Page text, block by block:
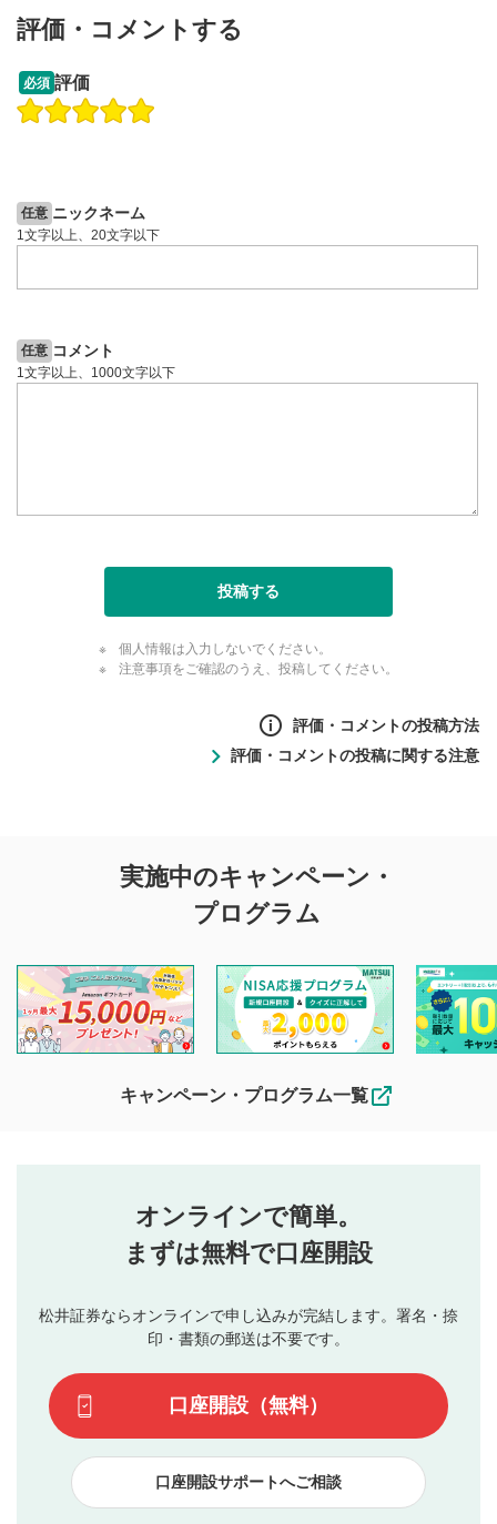
のサイズに戻ります。
操作説明動画
評価・コメントする
必須 評価
任意 ニックネーム
1文字以上、20文字以下
任意 コメント
1文字以上、1000文字以下
投稿する
個人情報は入力しないでください。
注意事項をご確認のうえ、投稿してください。
評価・コメントの投稿方法
投稿するボタン
星で評価をすると投稿できます。（お名前とコメント
3
動画の評価
です）
評価・コメントの投稿に関する注意
投稿に関する注意
を目的として、各動画コンテンツに、評価およびコメントの
投稿ができます。利用者は以下の注意事項をご理解のうえ、
閲覧および投稿を行うものとしてください。
他の利用者が動画を視聴される際の参考になるコメントをお
待ちしております。
なお、投稿をもって、本注意事項に同意されたものとみなし
行ってください。
当社は、利用者同士、もしくは利用者と第三者間のトラ
ブルによって生じた損害に対して一切の責任を負いませ
評価およびコメントは当社にて審査のうえ、掲載となり
ます。掲載されるまでに日数がかかる場合や掲載されない
てはお答えできません。各動画コンテンツへの掲載をもっ
て結果のご連絡といたします。ご了承ください。
下記の項目に該当すると判断された投稿内容は、掲載を
見合わせる場合がございます。
本動画コンテンツとは無関係の内容の投稿
他者への誹謗中傷や差別的表現投稿
実施中のキャンペーン・
プログラム
キャンペーン・プログラム一覧
オンラインで簡単。
まずは無料で口座開設
松井証券ならオンラインで申し込みが完結します。署名・捺
印・書類の郵送は不要です。
口座開設（無料）
口座開設サポートへご相談